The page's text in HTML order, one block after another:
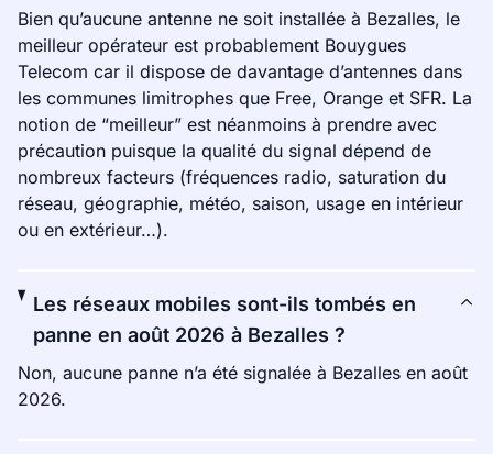
Bien qu’aucune antenne ne soit installée à Bezalles, le
meilleur opérateur est probablement Bouygues
Telecom car il dispose de davantage d’antennes dans
les communes limitrophes que Free, Orange et SFR. La
notion de “meilleur” est néanmoins à prendre avec
précaution puisque la qualité du signal dépend de
nombreux facteurs (fréquences radio, saturation du
réseau, géographie, météo, saison, usage en intérieur
ou en extérieur…).
Les réseaux mobiles sont-ils tombés en
panne en août 2026 à Bezalles ?
Non, aucune panne n’a été signalée à Bezalles en août
2026.